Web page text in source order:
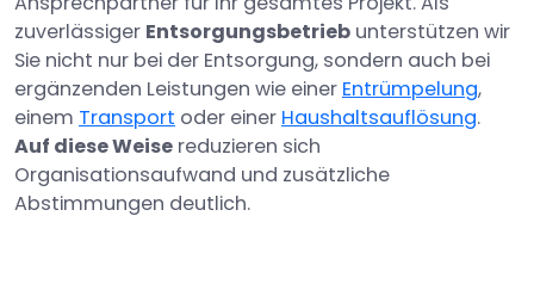
zuverlässiger Entsorgungsbetrieb unterstützen wir
Sie nicht nur bei der Entsorgung, sondern auch bei
ergänzenden Leistungen wie einer Entrümpelung,
einem Transport oder einer Haushaltsauflösung.
Auf diese Weise reduzieren sich
Organisationsaufwand und zusätzliche
Abstimmungen deutlich.